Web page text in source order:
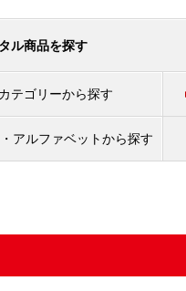
ル商品を探す
テゴリーから探す
アルファベットから探す